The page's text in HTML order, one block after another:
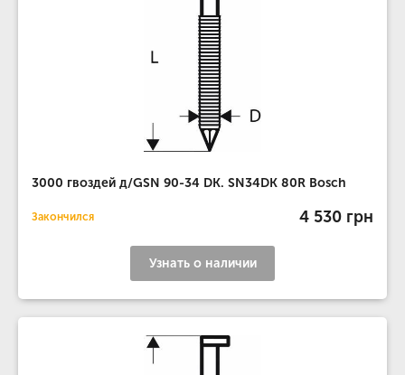
3000 гвоздей д/GSN 90-34 DK. SN34DK 80R Bosch
Закончился 4 530 грн
Узнать о наличии